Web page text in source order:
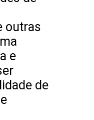
outras
e
de